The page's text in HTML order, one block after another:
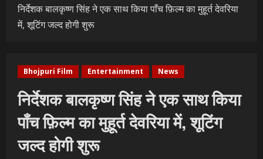
निर्देशक बालकृष्ण सिंह ने एक साथ किया पाँच फ़िल्म का मुहूर्त देवरिया
में, शूटिंग जल्द होगी शुरू
Bhojpuri Film Entertainment News
निर्देशक बालकृष्ण सिंह ने एक साथ किया
पाँच फ़िल्म का मुहूर्त देवरिया में, शूटिंग
जल्द होगी शुरू